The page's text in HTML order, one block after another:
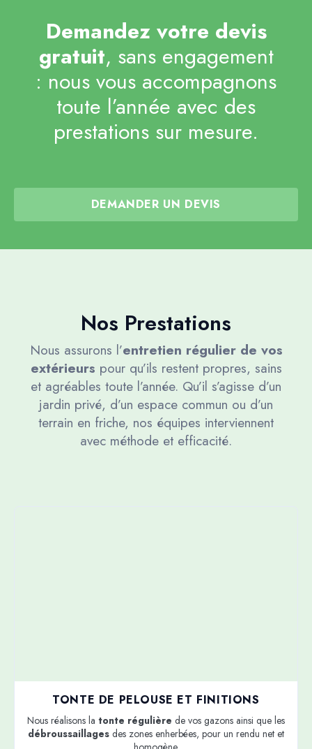
Demandez votre devis
gratuit, sans engagement
: nous vous accompagnons
toute l’année avec des
prestations sur mesure.
DEMANDER UN DEVIS
Nos Prestations
Nous assurons l’entretien régulier de vos
extérieurs pour qu’ils restent propres, sains
et agréables toute l’année. Qu’il s’agisse d’un
jardin privé, d’un espace commun ou d’un
terrain en friche, nos équipes interviennent
avec méthode et efficacité.
TONTE DE PELOUSE ET FINITIONS
Nous réalisons la tonte régulière de vos gazons ainsi que les
débroussaillages des zones enherbées, pour un rendu net et